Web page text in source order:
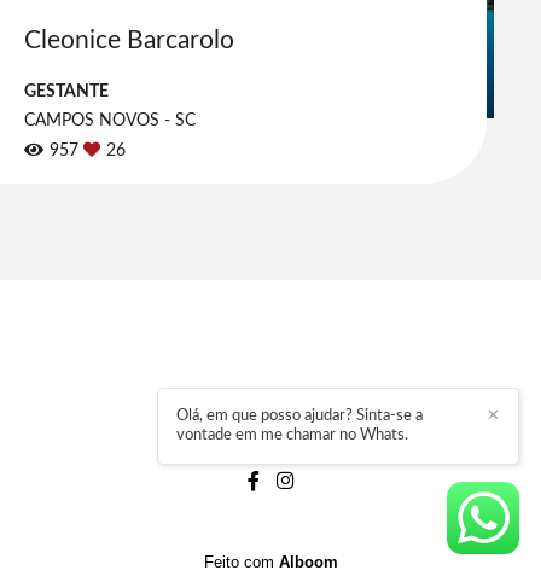
Cleonice Barcarolo
GESTANTE
CAMPOS NOVOS - SC
957
26
ELEMAR HENZ/CONTATO
✕
Olá, em que posso ajudar? Sinta-se a
vontade em me chamar no Whats.
Feito com Alboom